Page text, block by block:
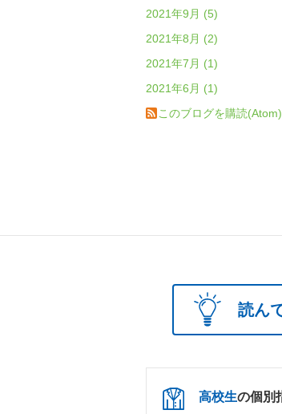
2021年9月 (5)
2021年8月 (2)
2021年7月 (1)
2021年6月 (1)
このブログを購読(Atom)
読ん
高校生の個別